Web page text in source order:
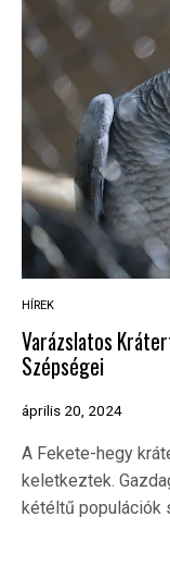
HÍREK
Varázslatos
Szépségei
április 20, 2024
A Fekete-hegy
keletkeztek.
kétéltű populációk